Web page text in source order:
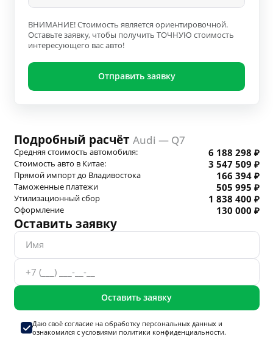
ВНИМАНИЕ! Стоимость является ориентировочной.
Оставьте заявку, чтобы получить ТОЧНУЮ стоимость
интересующего вас авто!
Отправить заявку
Подробный расчёт Audi — Q7
Средняя стоимость автомобиля: 6 188 298 ₽
Стоимость авто в Китае: 3 547 509 ₽
Прямой импорт до Владивостока 166 394 ₽
Таможенные платежи 505 995 ₽
Утилизационный сбор 1 838 400 ₽
Оформление 130 000 ₽
Оставить заявку
Оставить заявку
Даю своё согласие на обработку персональных данныхи
ознакомился с условиями политики конфиденциальности.